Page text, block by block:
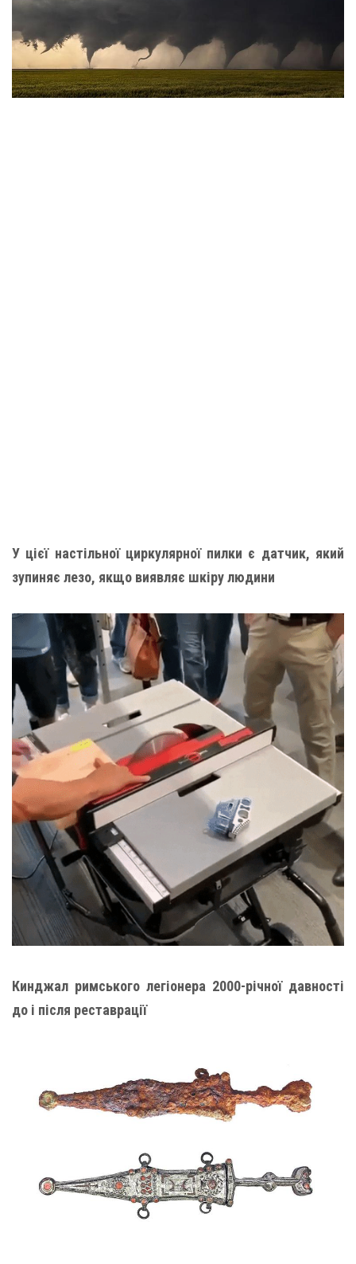
У цієї настільної циркулярної пилки є датчик, який
зупиняє лезо, якщо виявляє шкіру людини
Кинджал римського легіонера 2000-річної давності
до і після реставрації